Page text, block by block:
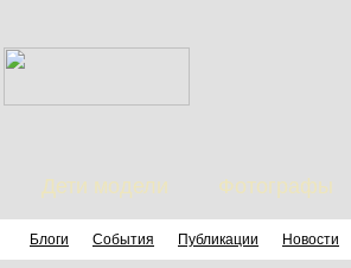
Дети модели Фотографы
Блоги События Публикации Новости